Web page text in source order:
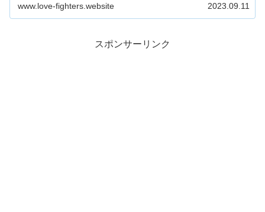
www.love-fighters.website 2023.09.11
スポンサーリンク